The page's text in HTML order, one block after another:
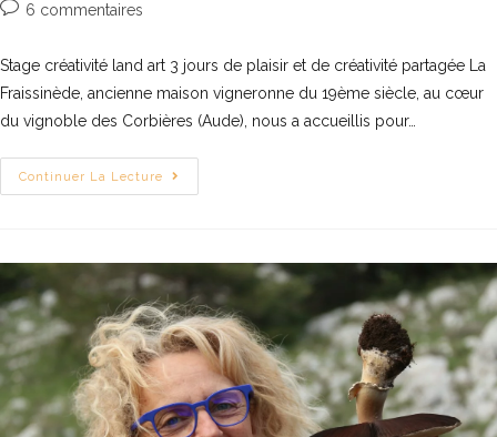
6 commentaires
Stage créativité land art 3 jours de plaisir et de créativité partagée La
Fraissinède, ancienne maison vigneronne du 19ème siècle, au cœur
du vignoble des Corbières (Aude), nous a accueillis pour…
Continuer La Lecture